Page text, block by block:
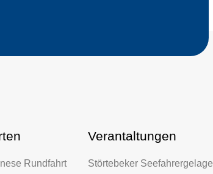
Rundfahrt
Verantaltungen
Störtebeker Seefahrergelage